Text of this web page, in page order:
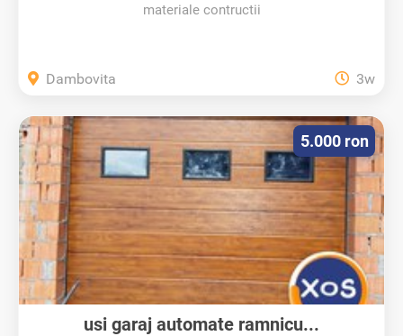
materiale contructii
Dambovita 3w
usi garaj automate ramnicu...
5.000 ron